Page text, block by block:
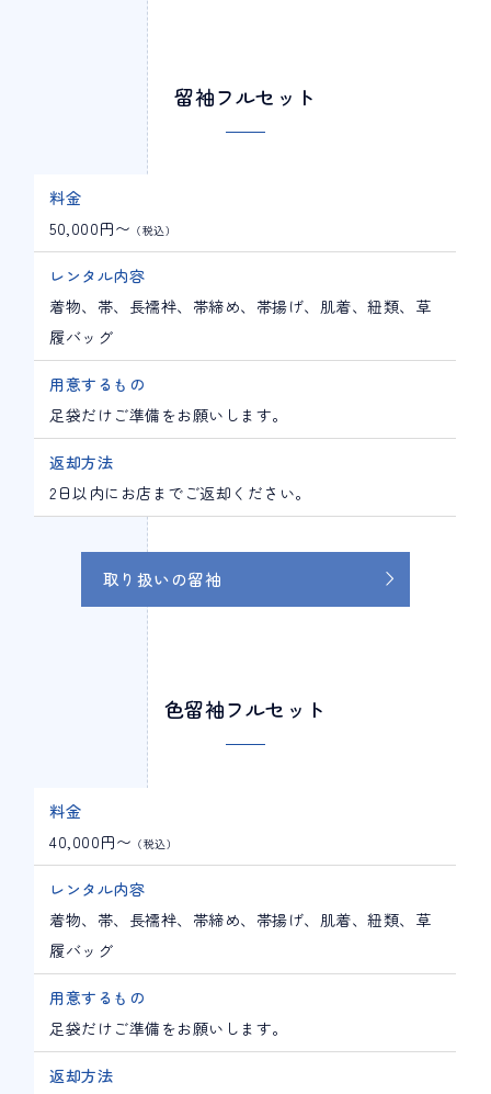
留袖フルセット
料金
50,000円〜 （税込）
レンタル内容
着物、帯、長襦袢、帯締め、帯揚げ、肌着、紐類、草
履バッグ
用意するもの
足袋だけご準備をお願いします。
返却方法
2日以内にお店までご返却ください。
取り扱いの留袖
色留袖フルセット
料金
40,000円〜 （税込）
レンタル内容
着物、帯、長襦袢、帯締め、帯揚げ、肌着、紐類、草
履バッグ
用意するもの
足袋だけご準備をお願いします。
返却方法